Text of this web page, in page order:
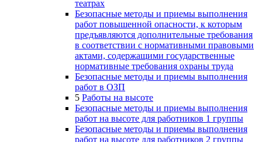
театрах
Безопасные методы и приемы выполнения
работ повышенной опасности, к которым
предъявляются дополнительные требования
в соответствии с нормативными правовыми
актами, содержащими государственные
нормативные требования охраны труда
Безопасные методы и приемы выполнения
работ в ОЗП
5 Работы на высоте
Безопасные методы и приемы выполнения
работ на высоте для работников 1 группы
Безопасные методы и приемы выполнения
работ на высоте для работников 2 группы